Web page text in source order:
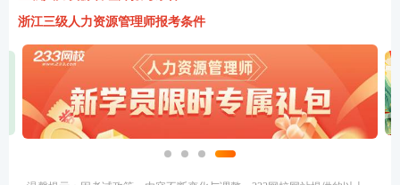
浙江三级人力资源管理师报考条件